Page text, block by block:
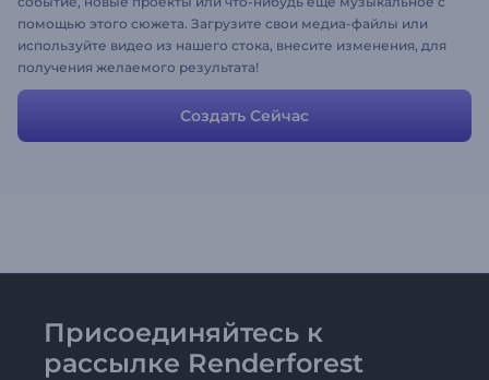
помощью этого сюжета. Загрузите свои медиа-файлы или
используйте видео из нашего стока, внесите изменения, для
получения желаемого результата!
Создать Сейчас
Присоединяйтесь к
рассылке Renderforest